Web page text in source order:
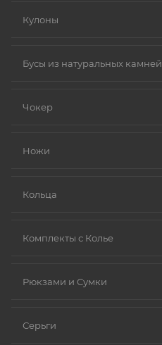
Кулоны
Бусы из натуральных камней
Чокер
Ножи
Кольца
Комплекты с Колье
Рюкзами и Сумки
Серьги